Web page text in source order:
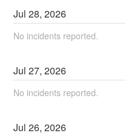
Jul28,2026
No incidents reported.
Jul27,2026
No incidents reported.
Jul26,2026